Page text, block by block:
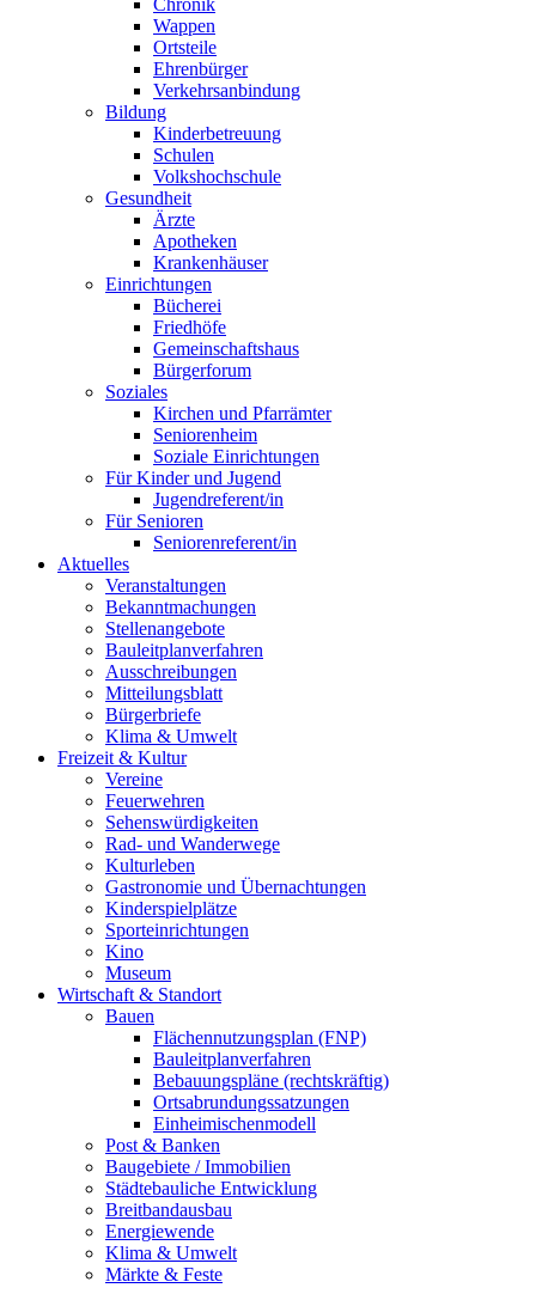
Chronik
Wappen
Ortsteile
Ehrenbürger
Verkehrsanbindung
Bildung
Kinderbetreuung
Schulen
Volkshochschule
Gesundheit
Ärzte
Apotheken
Krankenhäuser
Einrichtungen
Bücherei
Friedhöfe
Gemeinschaftshaus
Bürgerforum
Soziales
Kirchen und Pfarrämter
Seniorenheim
Soziale Einrichtungen
Für Kinder und Jugend
Jugendreferent/in
Für Senioren
Seniorenreferent/in
Aktuelles
Veranstaltungen
Bekanntmachungen
Stellenangebote
Bauleitplanverfahren
Ausschreibungen
Mitteilungsblatt
Bürgerbriefe
Klima & Umwelt
Freizeit & Kultur
Vereine
Feuerwehren
Sehenswürdigkeiten
Rad- und Wanderwege
Kulturleben
Gastronomie und Übernachtungen
Kinderspielplätze
Sporteinrichtungen
Kino
Museum
Wirtschaft & Standort
Bauen
Flächennutzungsplan (FNP)
Bauleitplanverfahren
Bebauungspläne (rechtskräftig)
Ortsabrundungssatzungen
Einheimischenmodell
Post & Banken
Baugebiete / Immobilien
Städtebauliche Entwicklung
Breitbandausbau
Energiewende
Klima & Umwelt
Märkte & Feste